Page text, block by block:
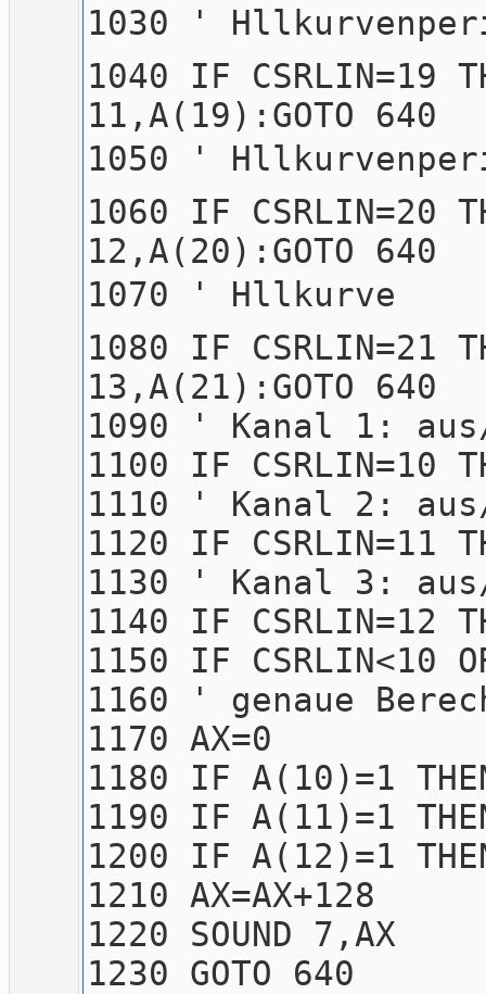
1030 '
1040 IF CSRLIN=19
11,A(19):GOTO 640
1050 '
1060 IF CSRLIN=20
12,A(20):GOTO 640
1070
1080 IF CSRLIN=21
13,A(21):GOTO 640
1090 '
1100 IF CSRLIN=10
1110 '
1120 IF CSRLIN=11
1130 '
1140 IF CSRLIN=12
1150 IF CSRLIN<10
1160 ' genaue
1170 AX=0
1180 IF A(10)=1
1190 IF A(11)=1
1200 IF A(12)=1
1210 AX=AX+128
1220 SOUND 7,AX
1230 GOTO 640